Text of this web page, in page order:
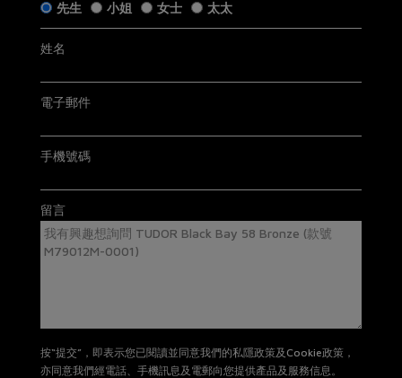
五年保用證
Tudor五年保用以保用證上日期起計 (保用證上日期按銷售發票
「原銷售狀態」是指貨品：
電郵:watch@chowsangsang.com
電話:+852 2192 3123
星期一至星期日: 11AM -8PM
有關退貨及換貨詳情，請按此。
先生
小姐 女士 太太
姓名
電子郵件
手機號碼
留言
按“提交”，即表示您已閱讀並同意我們的私隱政策及Cookie政策，
亦同意我們經電話、手機訊息及電郵向您提供產品及服務信息。